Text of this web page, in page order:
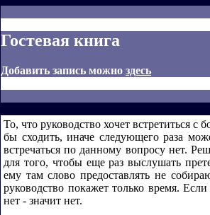
Гостевая книга
Добавить запись можно здесь
То, что руководство хочет встретиться
бы сходить, иначе следующего раза
встречаться по данному вопросу нет.
для того, чтобы еще раз выслушать
ему там слово предоставлять не
руководство покажет только время.
нет - значит нет.